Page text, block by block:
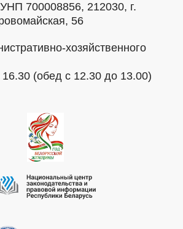
700008856, 212030, г.
56
хозяйственного
(обед с 12.30 до 13.00)